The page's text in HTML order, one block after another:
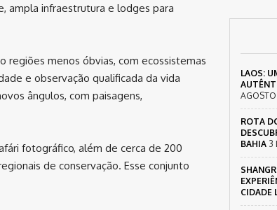
ampla infraestrutura e lodges para
regiões menos óbvias, com ecossistemas
e observação qualificada da vida
ângulos, com paisagens,
fotográfico, além de cerca de 200
de conservação. Esse conjunto
LAOS:
ROTA
BAHIA 3
CIDADE